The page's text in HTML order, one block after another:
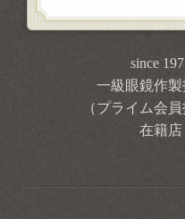
since
一級眼鏡作
（プライム会員
在籍店